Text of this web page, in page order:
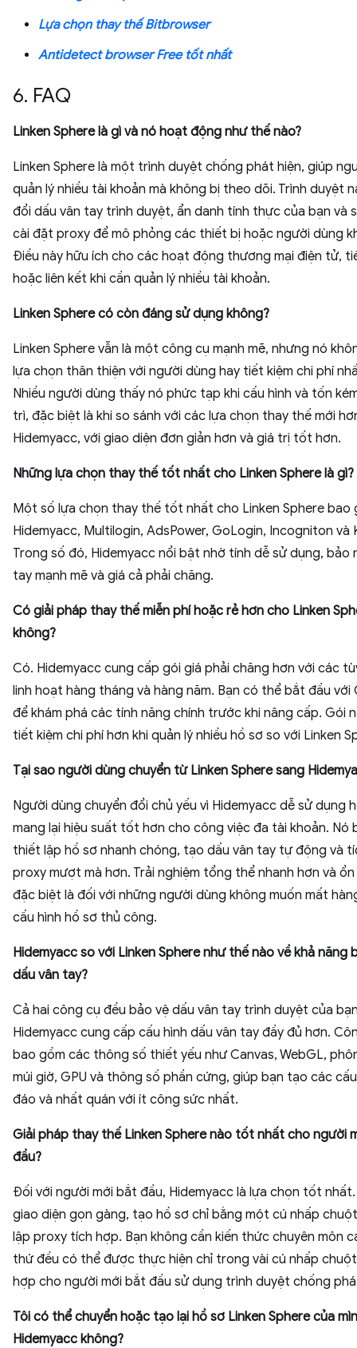
Lựa chọn thay thế Bitbrowser
Antidetect browser Free tốt nhất
6. FAQ
Linken Sphere là gì và nó hoạt động như thế nào?
Linken Sphere là một trình duyệt chống phát hiện, giúp
quản lý nhiều tài khoản mà không bị theo dõi. Trình duyệt
đổi dấu vân tay trình duyệt, ẩn danh tính thực của bạn và
cài đặt proxy để mô phỏng các thiết bị hoặc người dùng
Điều này hữu ích cho các hoạt động thương mại điện tử,
hoặc liên kết khi cần quản lý nhiều tài khoản.
Linken Sphere có còn đáng sử dụng không?
Linken Sphere vẫn là một công cụ mạnh mẽ, nhưng nó
lựa chọn thân thiện với người dùng hay tiết kiệm chi phí
Nhiều người dùng thấy nó phức tạp khi cấu hình và tốn
trì, đặc biệt là khi so sánh với các lựa chọn thay thế mới
Hidemyacc, với giao diện đơn giản hơn và giá trị tốt hơn.
Những lựa chọn thay thế tốt nhất cho Linken Sphere là gì?
Một số lựa chọn thay thế tốt nhất cho Linken Sphere bao
Hidemyacc, Multilogin, AdsPower, GoLogin, Incogniton và
Trong số đó, Hidemyacc nổi bật nhờ tính dễ sử dụng, bảo
tay mạnh mẽ và giá cả phải chăng.
Có giải pháp thay thế miễn phí hoặc rẻ hơn cho Linken
không?
Có. Hidemyacc cung cấp gói giá phải chăng hơn với các
linh hoạt hàng tháng và hàng năm. Bạn có thể bắt đầu với
để khám phá các tính năng chính trước khi nâng cấp. Gói
tiết kiệm chi phí hơn khi quản lý nhiều hồ sơ so với Linken
Tại sao người dùng chuyển từ Linken Sphere sang
Người dùng chuyển đổi chủ yếu vì Hidemyacc dễ sử dụng
mang lại hiệu suất tốt hơn cho công việc đa tài khoản. Nó
thiết lập hồ sơ nhanh chóng, tạo dấu vân tay tự động và
proxy mượt mà hơn. Trải nghiệm tổng thể nhanh hơn và
đặc biệt là đối với những người dùng không muốn mất
cấu hình hồ sơ thủ công.
Hidemyacc so với Linken Sphere như thế nào về khả năng
dấu vân tay?
Cả hai công cụ đều bảo vệ dấu vân tay trình duyệt của
Hidemyacc cung cấp cấu hình dấu vân tay đầy đủ hơn.
bao gồm các thông số thiết yếu như Canvas, WebGL,
múi giờ, GPU và thông số phần cứng, giúp bạn tạo các
đáo và nhất quán với ít công sức nhất.
Giải pháp thay thế Linken Sphere nào tốt nhất cho người
đầu?
Đối với người mới bắt đầu, Hidemyacc là lựa chọn tốt
giao diện gọn gàng, tạo hồ sơ chỉ bằng một cú nhấp
lập proxy tích hợp. Bạn không cần kiến ​​thức chuyên môn
thứ đều có thể được thực hiện chỉ trong vài cú nhấp
hợp cho người mới bắt đầu sử dụng trình duyệt chống
Tôi có thể chuyển hoặc tạo lại hồ sơ Linken Sphere của
Hidemyacc không?